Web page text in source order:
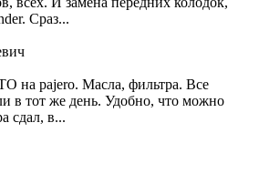
Сраз...
на pajero. Масла, фильтра. Все
в тот же день. Удобно, что можно
сдал, в...